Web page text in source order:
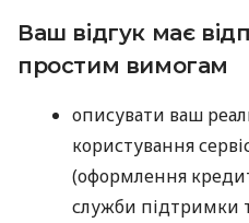
Ваш відгук має
простим вимогам
описувати ваш
користування
(оформлення
служби підтримки